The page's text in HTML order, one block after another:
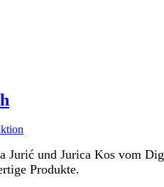
und Jurica Kos vom
Produkte.